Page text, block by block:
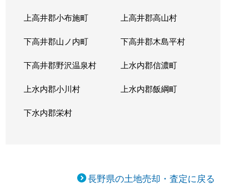
上高井郡小布施町 上高井郡高山村
下高井郡山ノ内町 下高井郡木島平村
下高井郡野沢温泉村 上水内郡信濃町
上水内郡小川村 上水内郡飯綱町
下水内郡栄村
長野県の土地売却・査定に戻る